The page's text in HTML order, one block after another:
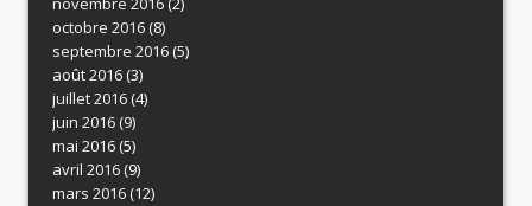
octobre 2016(8)
septembre 2016(5)
août 2016(3)
juillet 2016(4)
juin 2016(9)
mai 2016(5)
avril 2016(9)
mars 2016(12)